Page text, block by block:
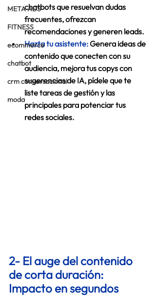
META ADS
FITNESS
ecommerce
chatbot
crm conversacional
moda
chatbots que resuelvan dudas
frecuentes, ofrezcan
recomendaciones y generen leads.
Hazta tu asistente:Genera ideas de
contenido que conecten con su
audiencia, mejora tus copys con
sugerencias de IA, pídele que te
liste tareas de gestión y las
principales para potenciar tus
redes sociales.
2- El auge del contenido
de corta duración:
Impacto en segundos